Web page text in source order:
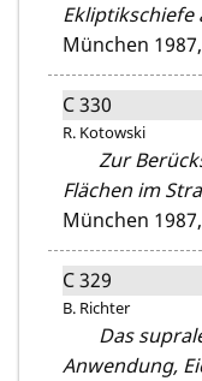
Ekliptikschiefe
München 1987,
C 330
R. Kotowski
Zur
Flächen im
München 1987,
C 329
B. Richter
Das
Anwendung,